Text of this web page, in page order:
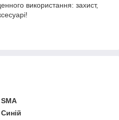
використання: захист,
SMA
Синій